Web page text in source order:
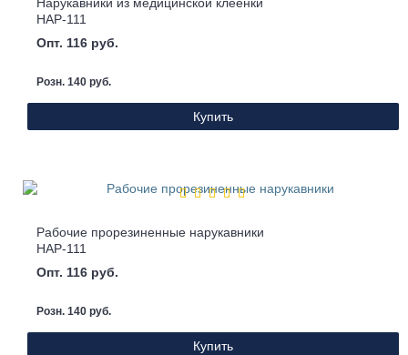
Нарукавники из медицинской клеёнки
НАР-111
Опт. 116 руб.
Розн. 140 руб.
Купить
Рабочие прорезиненные нарукавники
НАР-111
Опт. 116 руб.
Розн. 140 руб.
Купить